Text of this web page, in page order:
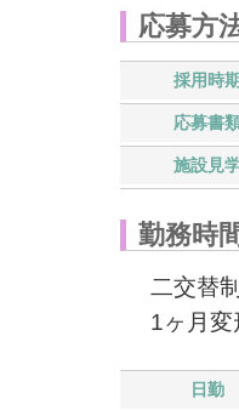
応募方
採用時
応募書
施設見
勤務時
二交替
1ヶ月
日勤